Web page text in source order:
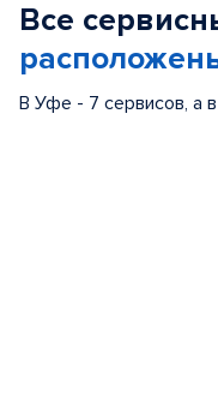
Все
В Уфе - 7 сервисов, а